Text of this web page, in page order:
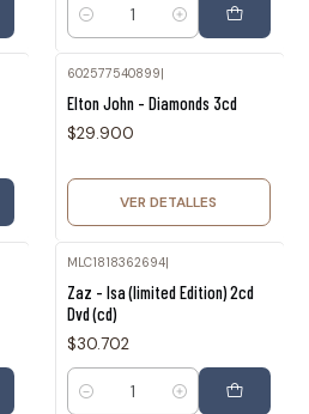
Cantidad
602577540899
Elton John - Diamonds 3cd
$29.900
VER DETALLES
MLC1818362694|
Zaz - Isa (limited Edition) 2cd
Dvd (cd)
$30.702
Cantidad